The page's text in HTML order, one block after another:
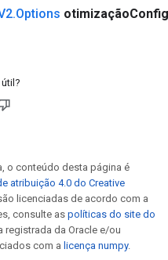
.Options otimização
o conteúdo desta página é
atribuição 4.0 do Creative
licenciadas de acordo com a
consulte as políticas do site do
registrada da Oracle e/ou
com a licença numpy.